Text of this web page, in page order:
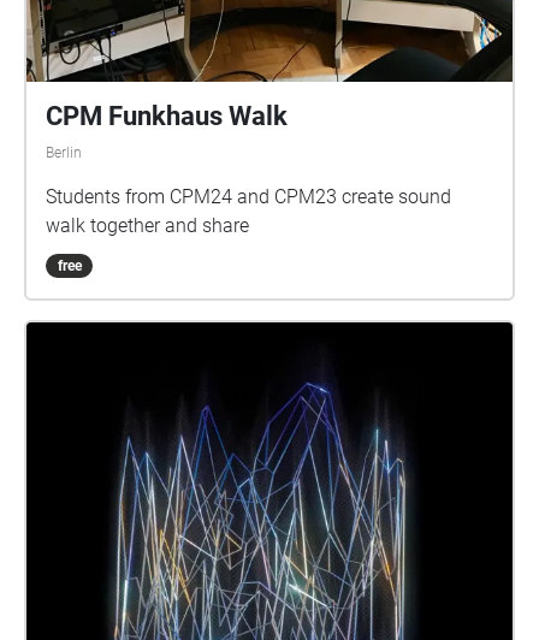
CPM Funkhaus Walk
Berlin
Students from CPM24 and CPM23 create sound
walk together and share
free